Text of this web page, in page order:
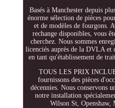
Basés à Manchester depuis
énorme sélection de pièces
et de modèles de fourgons.
rechange disponibles, vous
cherchez. Nous sommes
licenciés auprès de la DVLA et
en tant qu'établissement de
TOUS LES PRIX
fournissons des pièces
décennies. Nous conservons
notre installation
Wilson St, Openshaw,